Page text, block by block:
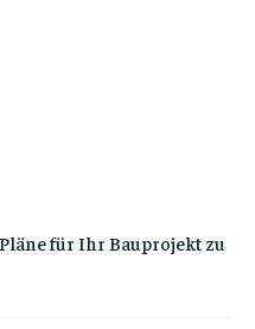
für Ihr Bauprojekt zu